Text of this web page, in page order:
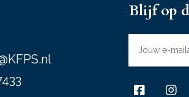
Blijf op